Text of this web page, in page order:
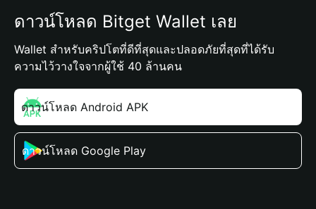
ดาวน์โหลด Bitget Wallet เลย
Wallet สำหรับคริปโตที่ดีที่สุดและปลอดภัยที่สุดที่ได้รับ
ความไว้วางใจจากผู้ใช้ 40 ล้านคน
ดาวน์โหลด Android APK
ดาวน์โหลด Google Play